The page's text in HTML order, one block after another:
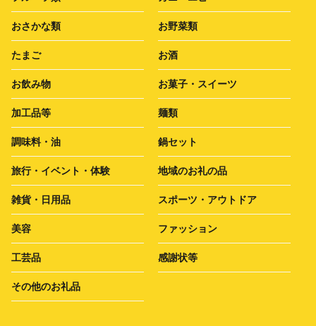
おさかな類 お野菜類
たまご お酒
お飲み物 お菓子・スイーツ
加工品等 麺類
調味料・油 鍋セット
旅行・イベント・体験 地域のお礼の品
雑貨・日用品 スポーツ・アウトドア
美容 ファッション
工芸品 感謝状等
その他のお礼品